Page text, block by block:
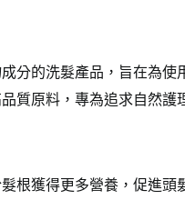
分的洗髮產品，旨在為
質原料，專為追求自然護
根獲得更多營養，促進頭